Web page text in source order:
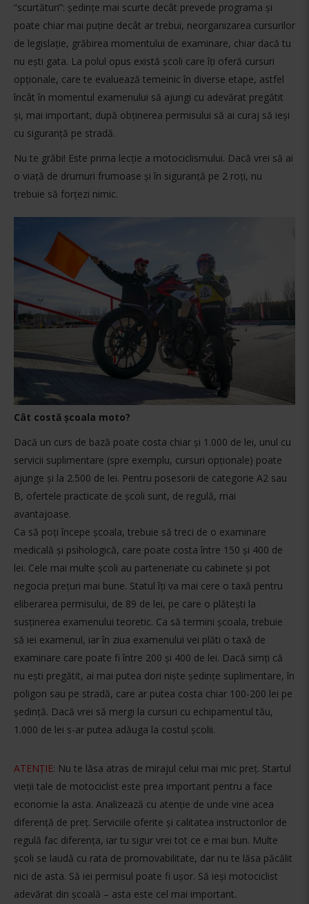
“scurtături”: ședințe mai scurte decât prevede programa și
poate chiar mai puține decât ar trebui, neorganizarea cursurilor
de legislație, grăbirea momentului de examinare, chiar dacă tu
nu ești gata. La polul opus există școli care îți oferă cursuri
opționale, care te evaluează temeinic în diverse etape, astfel
încât în momentul examenului să ajungi cu adevărat pregătit
și, mai important, după obținerea permisului să ai curaj să ieși
cu siguranță pe stradă.
Nu te grăbi! Este prima lecție a motociclismului. Dacă vrei să ai
o viață de drumuri frumoase și în siguranță pe 2 roți, nu
trebuie să forțezi nimic.
Cât costă școala moto?
Dacă un curs de bază poate costa chiar și 1.000 de lei, unul cu
servicii suplimentare (spre exemplu, cursuri opționale) poate
ajunge și la 2.500 de lei. Pentru posesorii de categorie A2 sau
B, ofertele practicate de școli sunt, de regulă, mai
avantajoase.
Ca să poți începe școala, trebuie să treci de o examinare
medicală și psihologică, care poate costa între 150 și 400 de
lei. Cele mai multe școli au parteneriate cu cabinete și pot
negocia prețuri mai bune. Statul îți va mai cere o taxă pentru
eliberarea permisului, de 89 de lei, pe care o plătești la
susținerea examenului teoretic. Ca să termini școala, trebuie
să iei examenul, iar în ziua examenului vei plăti o taxă de
examinare care poate fi între 200 și 400 de lei. Dacă simți că
nu ești pregătit, ai mai putea dori niște ședințe suplimentare, în
poligon sau pe stradă, care ar putea costa chiar 100-200 lei pe
ședință. Dacă vrei să mergi la cursuri cu echipamentul tău,
1.000 de lei s-ar putea adăuga la costul școlii.
ATENȚIE: Nu te lăsa atras de mirajul celui mai mic preț. Startul
vieții tale de motociclist este prea important pentru a face
economie la asta. Analizează cu atenție de unde vine acea
diferență de preț. Serviciile oferite și calitatea instructorilor de
regulă fac diferența, iar tu sigur vrei tot ce e mai bun. Multe
școli se laudă cu rata de promovabilitate, dar nu te lăsa păcălit
nici de asta. Să iei permisul poate fi ușor. Să ieși motociclist
adevărat din școală – asta este cel mai important.